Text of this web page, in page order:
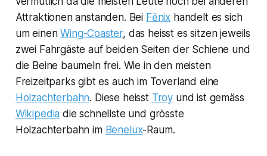
Attraktionen anstanden. Bei Fēnix handelt es sich
um einenWing-Coaster, das heisst es sitzen jeweils
zwei Fahrgäste auf beiden Seiten der Schiene und
die Beine baumeln frei. Wie in den meisten
Freizeitparks gibt es auch im Toverland eine
Holzachterbahn. Diese heisst Troy und ist gemäss
Wikipedia die schnellste und grösste
Holzachterbahn im Benelux-Raum.